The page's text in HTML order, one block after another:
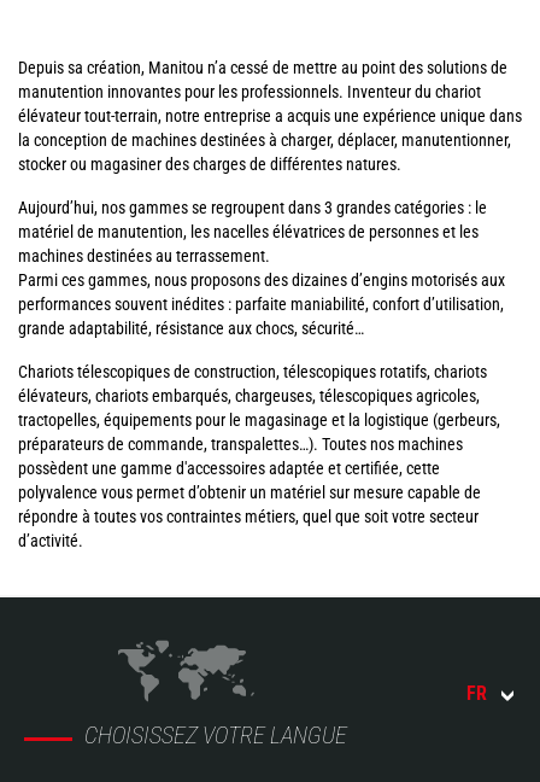
Depuis sa création, Manitou n’a cessé de mettre au point des solutions de
manutention innovantes pour les professionnels. Inventeur du chariot
élévateur tout-terrain, notre entreprise a acquis une expérience unique dans
la conception de machines destinées à charger, déplacer, manutentionner,
stocker ou magasiner des charges de différentes natures.
Aujourd’hui, nos gammes se regroupent dans 3 grandes catégories : le
matériel de manutention, les nacelles élévatrices de personnes et les
machines destinées au terrassement.
Parmi ces gammes, nous proposons des dizaines d’engins motorisés aux
performances souvent inédites : parfaite maniabilité, confort d’utilisation,
grande adaptabilité, résistance aux chocs, sécurité…
Chariots télescopiques de construction, télescopiques rotatifs, chariots
élévateurs, chariots embarqués, chargeuses, télescopiques agricoles,
tractopelles, équipements pour le magasinage et la logistique (gerbeurs,
préparateurs de commande, transpalettes…). Toutes nos machines
possèdent une gamme d'accessoires adaptée et certifiée, cette
polyvalence vous permet d’obtenir un matériel sur mesure capable de
répondre à toutes vos contraintes métiers, quel que soit votre secteur
d’activité.
CHOISISSEZ VOTRE LANGUE
FR